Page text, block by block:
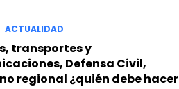
ACTUALIDAD
transportes y
Defensa Civil,
regional ¿quién debe hacer